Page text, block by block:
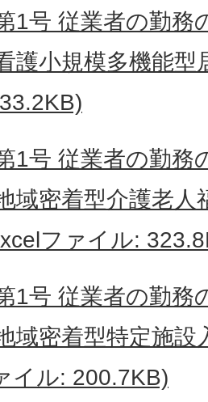
1号 従業者の勤務
護小規模多機能型
1号 従業者の勤務
域密着型介護老人
ファイル:
1号 従業者の勤務
域密着型特定施設
イル: 200.7KB)